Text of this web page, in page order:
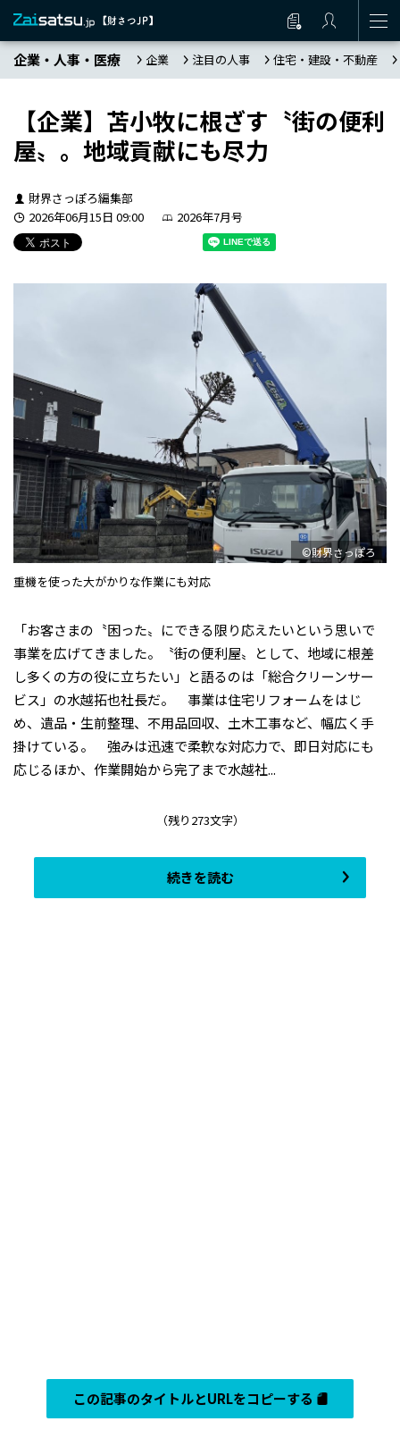
企業・人事・医療 企業 注目の人事 住宅・建設・不動産
【企業】苫小牧に根ざす〝街の便利
屋〟。地域貢献にも尽力
財界さっぽろ編集部
2026年06月15日 09:00
2026年7月号
©財界さっぽろ
重機を使った大がかりな作業にも対応
「お客さまの〝困った〟にできる限り応えたいという思いで
事業を広げてきました。〝街の便利屋〟として、地域に根差
し多くの方の役に立ちたい」と語るのは「総合クリーンサー
ビス」の水越拓也社長だ。 事業は住宅リフォームをはじ
め、遺品・生前整理、不用品回収、土木工事など、幅広く手
掛けている。 強みは迅速で柔軟な対応力で、即日対応にも
応じるほか、作業開始から完了まで水越社...
（残り273文字）
続きを読む
この記事のタイトルとURLをコピーする